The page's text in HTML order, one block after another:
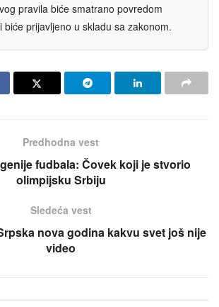
pravila biće smatrano povredom
biće prijavljeno u skladu sa zakonom.
Predhodna vest
fudbala: Čovek koji je stvorio
olimpijsku Srbiju
Sledeća vest
nova godina kakvu svet još nije
video